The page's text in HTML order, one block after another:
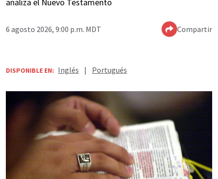
analiza el Nuevo Testamento
6 agosto 2026, 9:00 p.m. MDT Compartir
DISPONIBLE EN: Inglés | Portugués